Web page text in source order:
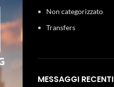
Non categorizzato
Transfers
MESSAGGI RECENTI